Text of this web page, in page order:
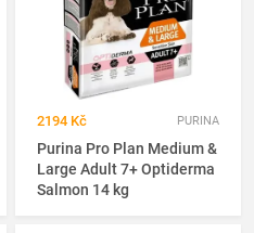
2194 Kč PURINA
Purina Pro Plan Medium &
Large Adult 7+ Optiderma
Salmon 14 kg